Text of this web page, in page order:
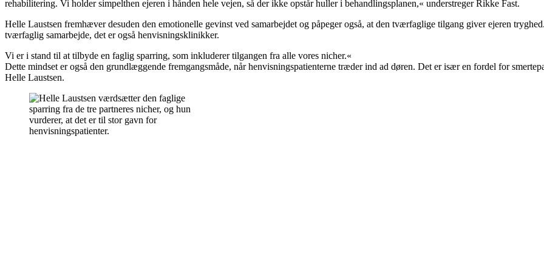
rehabilitering. Vi holder simpelthen ejeren i hånden hele vejen, så der ikke opstår huller i behandlingsplanen,« understreger Rikke Fast.
Helle Laustsen fremhæver desuden den emotionelle gevinst ved samarbejdet og påpeger også, at den tværfaglige tilgang giver ejeren
tværfaglig samarbejde, det er også henvisningsklinikker.
Vi er i stand til at tilbyde en faglig sparring, som inkluderer tilgangen fra alle vores nicher.«
Dette mindset er også den grundlæggende fremgangsmåde, når henvisningspatienterne træder ind ad døren. Det er især en fordel for
Helle Laustsen.